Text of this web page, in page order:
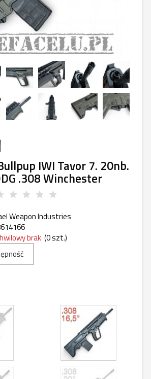
IWI Tavor 7. 20nb.
.308 Winchester
Weapon Industries
brak (0szt.)